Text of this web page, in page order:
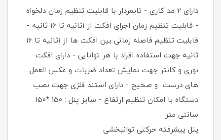
دارای 2 مد کاری - تایمردار با قابلیت تنظیم زمان دلخواه
- قابلیت تنظیم زمان اجرای افکت از 1ثانیه تا 16 ثانیه -
قابلیت تنظیم فاصله زمانی بین افکت ها از 1ثانیه تا 16
ثانیه جهت استفاده افراد با هر توانایی - دارای افکت
نوری و کانتر جهت نمایش تعداد ضربات و عکس العمل
های درست و صحیح - دارای استند فلزی جهت نصب
دستگاه با امکان تنظیم ارتفاع - سایز پنل : 150 *150
سانتی متر
پنل پیشرفته حرکتی توانبخشی